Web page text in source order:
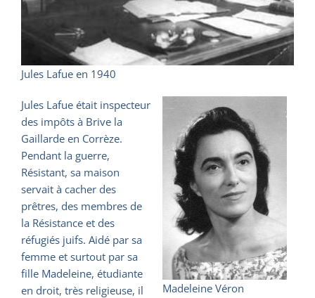
Jules Lafue en 1940
Madeleine Véron
Jules Lafue était inspecteur
des impôts à Brive la
Gaillarde en Corrèze.
Pendant la guerre,
Résistant, sa maison
servait à cacher des
prêtres, des membres de
la Résistance et des
réfugiés juifs. Aidé par sa
femme et surtout par sa
fille Madeleine, étudiante
en droit, très religieuse, il